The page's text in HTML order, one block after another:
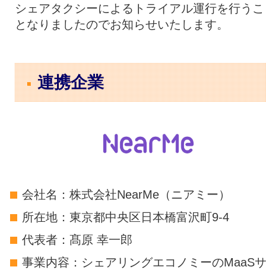
シェアタクシーによるトライアル運行を行う
となりましたのでお知らせいたします。
連携企業
会社名：株式会社NearMe（ニアミー）
所在地：東京都中央区日本橋富沢町9-4
代表者：髙原 幸一郎
事業内容：シェアリングエコノミーのMaaS